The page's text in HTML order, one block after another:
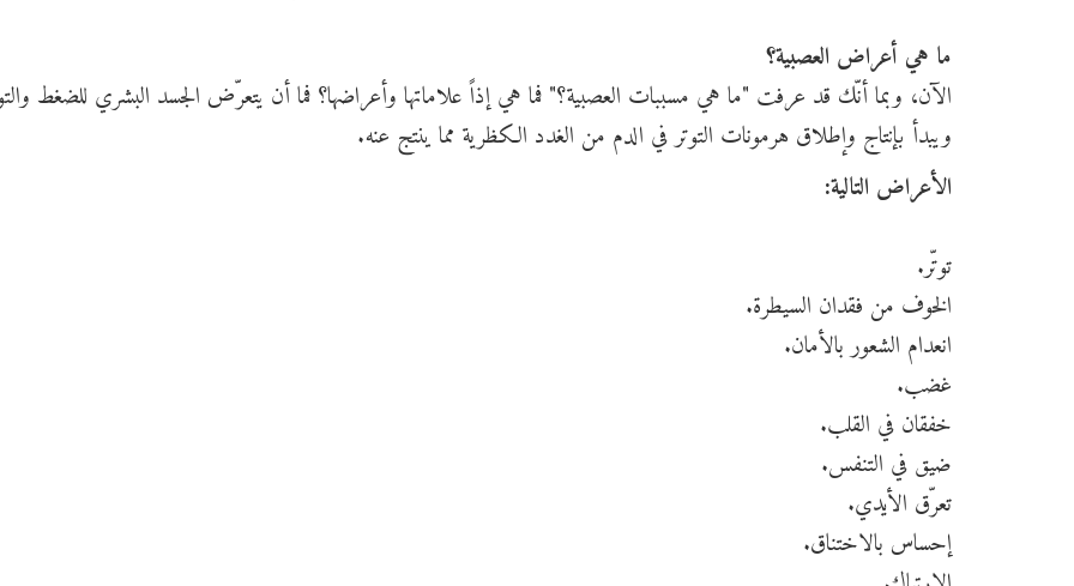
ما هي أعراض العصبية؟
الآن، وبما أنّك قد عرفت "ما هي مسببات العصبية؟" فما هي إذاً علاماتها وأعراضها؟ فما أن يتعرّض الجسد البشري للضغط
ويبدأ بإنتاج وإطلاق هرمونات التوتر في الدم من الغدد الكظرية مما ينتج عنه.
الأعراض التالية:
توتّر.
الخوف من فقدان السيطرة.
انعدام الشعور بالأمان.
غضب.
خفقان في القلب.
ضيق في التنفس.
تعرّق الأيدي.
إحساس بالاختناق.